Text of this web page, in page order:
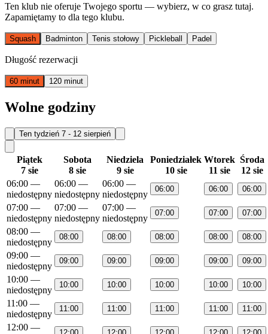
Ten klub nie oferuje Twojego sportu — wybierz, w co grasz tutaj.
Zapamiętamy to dla tego klubu.
Squash Badminton Tenis stołowy Pickleball Padel
Długość rezerwacji
60 minut 120 minut
Wolne godziny
Ten tydzień 7 - 12 sierpień
Piątek
7 sie
Sobota
8 sie
Niedziela
9 sie
Poniedziałek
10 sie
Wtorek
11 sie
Środa
12 sie
06:00 —
niedostępny
06:00 —
niedostępny
06:00 —
niedostępny
06:00 06:00 06:00
07:00 —
niedostępny
07:00 —
niedostępny
07:00 —
niedostępny
07:00 07:00 07:00
08:00 —
niedostępny
08:00 08:00 08:00 08:00 08:00
09:00 —
niedostępny
09:00 09:00 09:00 09:00 09:00
10:00 —
niedostępny
10:00 10:00 10:00 10:00 10:00
11:00 —
niedostępny
11:00 11:00 11:00 11:00 11:00
12:00 —
12:00 12:00 12:00 12:00 12:00